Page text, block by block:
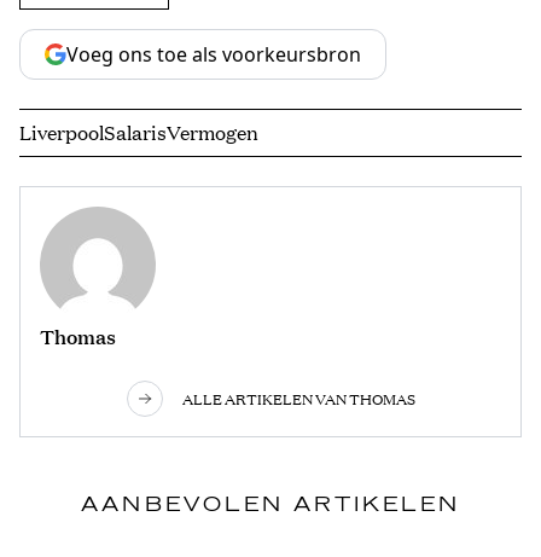
Voeg ons toe als voorkeursbron
LiverpoolSalarisVermogen
Thomas
ALLE ARTIKELEN VAN THOMAS
AANBEVOLEN ARTIKELEN